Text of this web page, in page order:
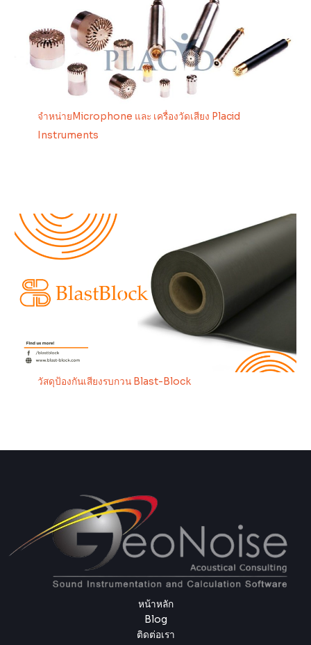
จำหน่ายMicrophone และ เครื่องวัดเสียง Placid
Instruments
วัสดุป้องกันเสียงรบกวน Blast-Block
หน้าหลัก
Blog
ติดต่อเรา